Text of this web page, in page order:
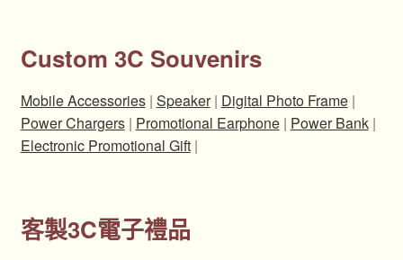
Custom 3C Souvenirs
Mobile Accessories| Speaker| Digital Photo Frame|
Power Chargers| Promotional Earphone| Power Bank|
Electronic Promotional Gift|
客製3C電子禮品